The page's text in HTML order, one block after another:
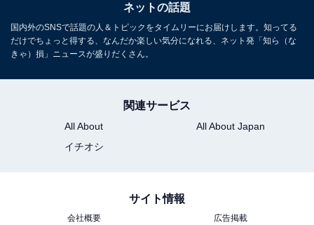
ネットの話題
国内外のSNSで話題の人＆トピックをタイムリーにお届けします。知ってる
だけでちょっと得する、なんだか楽しい気分になれる、ネット発「知ら（な
きゃ）損」ニュースが盛りだくさん。
関連サービス
All About
All About Japan
イチオシ
サイト情報
会社概要
広告掲載